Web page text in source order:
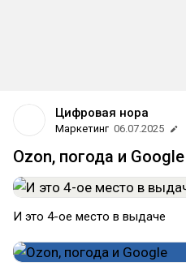
Цифровая нора
Маркетинг 06.07.2025
Ozon, погода и Google
И это 4-ое место в выдаче